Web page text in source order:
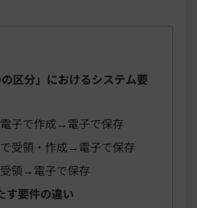
区分」におけるシステム要
子で作成→電子で保存
受領・作成→電子で保存
領→電子で保存
す要件の違い